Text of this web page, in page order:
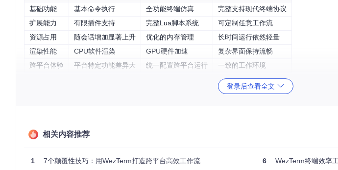
基础功能
基本命令执行 全功能终端仿真
完整支持现代终端协议
扩展能力
有限插件支持 完整Lua脚本系统
可定制任意工作流
资源占用
随会话增加显著上升 优化的内存管理
长时间运行依然轻量
渲染性能
CPU软件渲染 GPU硬件加速
复杂界面保持流畅
跨平台体验
平台特定功能差异大 统一配置跨平台运行 一致的工作环境
按照项目文档编译安装WezTerm
登录后查看全文
相关内容推荐
1 7个颠覆性技巧：用WezTerm打造跨平台高效工作流 6 WezTerm终端效率